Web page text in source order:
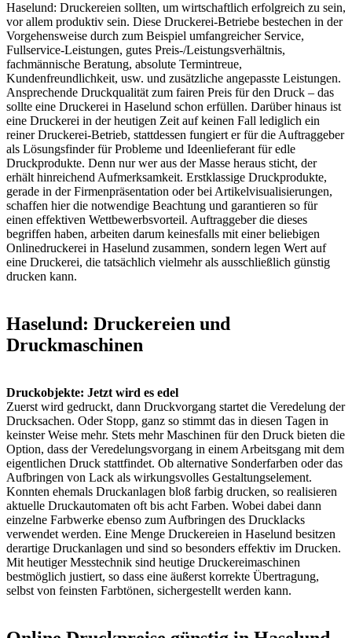
Haselund: Druckereien sollten, um wirtschaftlich erfolgreich zu sein,
vor allem produktiv sein. Diese Druckerei-Betriebe bestechen in der
Vorgehensweise durch zum Beispiel umfangreicher Service,
Fullservice-Leistungen, gutes Preis-/Leistungsverhältnis,
fachmännische Beratung, absolute Termintreue,
Kundenfreundlichkeit, usw. und zusätzliche angepasste Leistungen.
Ansprechende Druckqualität zum fairen Preis für den Druck – das
sollte eine Druckerei in Haselund schon erfüllen. Darüber hinaus ist
eine Druckerei in der heutigen Zeit auf keinen Fall lediglich ein
reiner Druckerei-Betrieb, stattdessen fungiert er für die Auftraggeber
als Lösungsfinder für Probleme und Ideenlieferant für edle
Druckprodukte. Denn nur wer aus der Masse heraus sticht, der
erhält hinreichend Aufmerksamkeit. Erstklassige Druckprodukte,
gerade in der Firmenpräsentation oder bei Artikelvisualisierungen,
schaffen hier die notwendige Beachtung und garantieren so für
einen effektiven Wettbewerbsvorteil. Auftraggeber die dieses
begriffen haben, arbeiten darum keinesfalls mit einer beliebigen
Onlinedruckerei in Haselund zusammen, sondern legen Wert auf
eine Druckerei, die tatsächlich vielmehr als ausschließlich günstig
drucken kann.
Haselund: Druckereien und
Druckmaschinen
Druckobjekte: Jetzt wird es edel
Zuerst wird gedruckt, dann Druckvorgang startet die Veredelung der
Drucksachen. Oder Stopp, ganz so stimmt das in diesen Tagen in
keinster Weise mehr. Stets mehr Maschinen für den Druck bieten die
Option, dass der Veredelungsvorgang in einem Arbeitsgang mit dem
eigentlichen Druck stattfindet. Ob alternative Sonderfarben oder das
Aufbringen von Lack als wirkungsvolles Gestaltungselement.
Konnten ehemals Druckanlagen bloß farbig drucken, so realisieren
aktuelle Druckautomaten oft bis acht Farben. Wobei dabei dann
einzelne Farbwerke ebenso zum Aufbringen des Drucklacks
verwendet werden. Eine Menge Druckereien in Haselund besitzen
derartige Druckanlagen und sind so besonders effektiv im Drucken.
Mit heutiger Messtechnik sind heutige Druckereimaschinen
bestmöglich justiert, so dass eine äußerst korrekte Übertragung,
selbst von feinsten Farbtönen, sichergestellt werden kann.